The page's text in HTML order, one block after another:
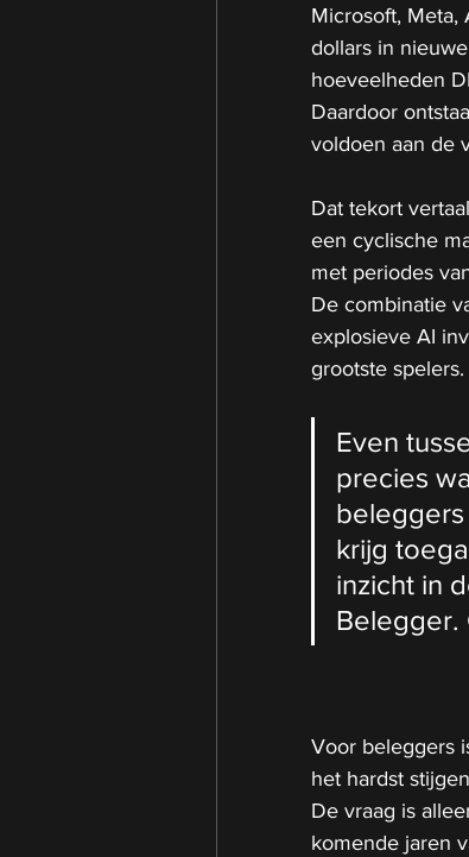
Microsoft, Meta,
dollars in
hoeveelheden
Daardoor
voldoen aan de
Dat tekort
een cyclische
met periodes
De combinatie
explosieve AI
grootste spelers.
Even
precies
krijg
inzicht in
Belegger.
Voor beleggers
het hardst
De vraag is
komende jaren